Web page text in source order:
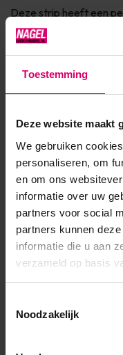
Toestemming
Deze website maakt
We gebruiken
personaliseren, om
en om ons
informatie over uw
partners voor social
partners kunnen
informatie die u aan
verzameld op basis
Noodzakelijk
Deze strip heeft een
op de huid, verwijdert
voor het verwijderen
ontharingshars op elk
handige rol van 7 cm
Toon meer